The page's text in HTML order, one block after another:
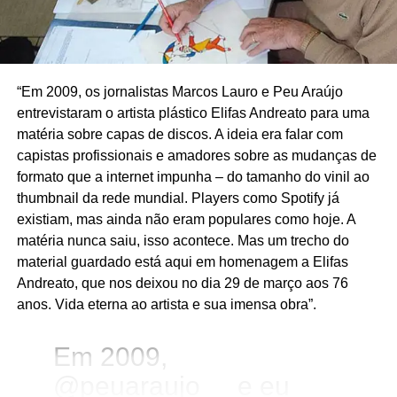
— Chris Shaw
(@ChrisShawEditor)
April 10, 2017
No vídeo abaixo, o próprio Robinson conta um pouco da
história da capa deCandy-O. A banda queria “algo meio
pin-up” emCandy-O, mas não sabia que Vargas ainda
estava vivo. O batera do Cars foi visitá-lo e viu Vargas
desenhando enquanto fumava e bebia café
compulsivamente. Para que ele fizesse os desenhos, a
banda encomendou uma série de fotos em que uma
modelo apareceria deitada sobre o capô de uma Ferrari
“Em 2009, os jornalistas Marcos Lauro e Peu Araújo
entrevistaram o artista plástico Elifas Andreato para uma
matéria sobre capas de discos. A ideia era falar com
capistas profissionais e amadores sobre as mudanças de
formato que a internet impunha – do tamanho do vinil ao
thumbnail da rede mundial. Players como Spotify já
existiam, mas ainda não eram populares como hoje. A
matéria nunca saiu, isso acontece. Mas um trecho do
material guardado está aqui em homenagem a Elifas
Andreato, que nos deixou no dia 29 de março aos 76
anos. Vida eterna ao artista e sua imensa obra”.
Em 2009,